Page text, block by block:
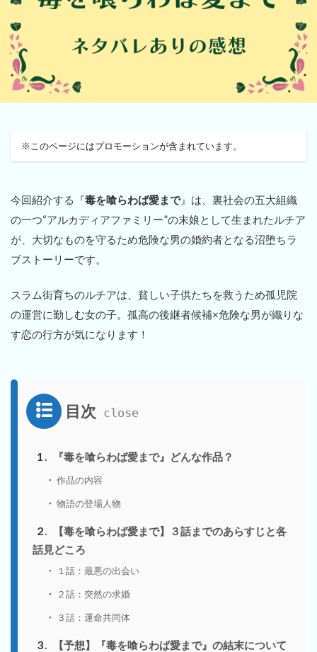
※このページにはプロモーションが含まれています。
今回紹介する『毒を喰らわば愛まで』は、裏社会の五大組織
の一つ“アルカディアファミリー”の末娘として生まれたルチア
が、大切なものを守るため危険な男の婚約者となる沼堕ちラ
ブストーリーです。
スラム街育ちのルチアは、貧しい子供たちを救うため孤児院
の運営に勤しむ女の子。孤高の後継者候補×危険な男が織りな
す恋の行方が気になります！
目次
1 『毒を喰らわば愛まで』どんな作品？
作品の内容
物語の登場人物
2
【毒を喰らわば愛まで】３話までのあらすじと各
話見どころ
１話：最悪の出会い
２話：突然の求婚
３話：運命共同体
3 【予想】『毒を喰らわば愛まで』の結末について